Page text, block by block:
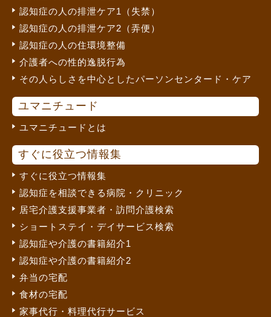
認知症の人の排泄ケア1（失禁）
認知症の人の排泄ケア2（弄便）
認知症の人の住環境整備
介護者への性的逸脱行為
その人らしさを中心としたパーソンセンタード・ケア
ユマニチュード
ユマニチュードとは
すぐに役立つ情報集
すぐに役立つ情報集
認知症を相談できる病院・クリニック
居宅介護支援事業者・訪問介護検索
ショートステイ・デイサービス検索
認知症や介護の書籍紹介1
認知症や介護の書籍紹介2
弁当の宅配
食材の宅配
家事代行・料理代行サービス